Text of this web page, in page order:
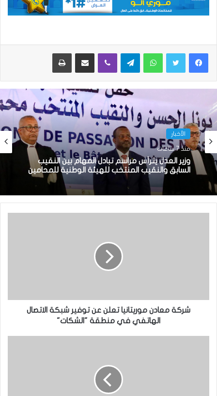
واتساب تيلقرام ڤايبر مشاركة عبر البريد طباعة
الأخبار
منذ 7 ساعات
وزير العدل يترأس مراسم تبادل المهام بين النقيب
السابق والنقيب المنتخب للهيئة الوطنية للمحامين
شركة معادن موريتانيا تعلن عن توفير شبكة الاتصال
الهاتفي في منطقة "الشكات"